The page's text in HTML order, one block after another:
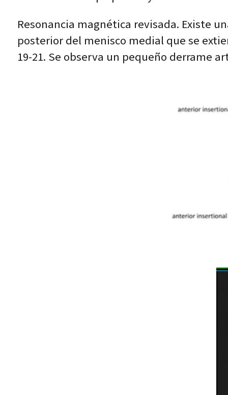
Resonancia magnética revisada. Existe
posterior del menisco medial que se
19-21. Se observa un pequeño derrame